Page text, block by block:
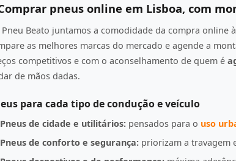
pneus online em Lisboa, com
Pneu Beato juntamos a comodidade da compra online
as melhores marcas do mercado e agende a
competitivos e com o aconselhamento de quem é
de mãos dadas.
para cada tipo de condução e veículo
Pneus de cidade e utilitários: pensados para o uso
Pneus de conforto e segurança: priorizam a travagem